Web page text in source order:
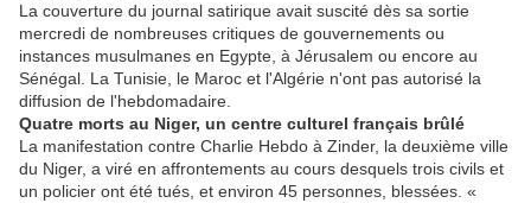
La couverture du journal satirique avait suscité dès sa sortie
mercredi de nombreuses critiques de gouvernements ou
instances musulmanes en Egypte, à Jérusalem ou encore au
Sénégal. La Tunisie, le Maroc et l'Algérie n'ont pas autorisé la
diffusion de l'hebdomadaire.
Quatre morts au Niger, un centre culturel français brûlé
La manifestation contre Charlie Hebdo à Zinder, la deuxième ville
du Niger, a viré en affrontements au cours desquels trois civils et
un policier ont été tués, et environ 45 personnes, blessées. «